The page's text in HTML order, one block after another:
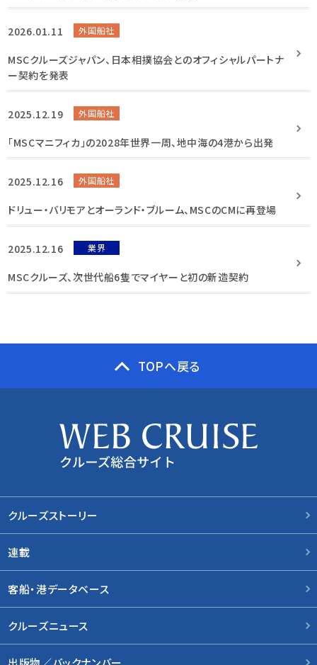
2026.01.11 外国船社
MSCクルーズジャパン、日本相撲協会とのオフィシャルパートナ
ー契約を発表
2025.12.19 外国船社
「MSCマニフィカ」の2028年世界一周、地中海の4港から出発
2025.12.16 外国船社
ドリュー・バリモアとオーランド・ブルーム、MSCのCMに再登場
2025.12.16 業界
MSCクルーズ、次世代船6隻でマイヤーと初の新造契約
TOPへ戻る
クルーズストーリー
連載
客船・港データベース
クルーズニュース